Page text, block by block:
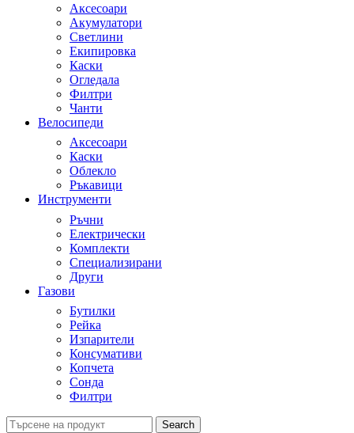
Аксесоари
Акумулатори
Светлини
Екипировка
Каски
Огледала
Филтри
Чанти
Велосипеди
Аксесоари
Каски
Облекло
Ръкавици
Инструменти
Ръчни
Електрически
Комплекти
Специализирани
Други
Газови
Бутилки
Рейка
Изпарители
Консумативи
Копчета
Сонда
Филтри
Search